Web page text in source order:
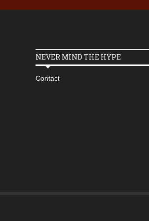
NEVER MIND THE HYPE
Contact